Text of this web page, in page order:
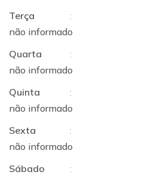
Terça
:
não informado
Quarta
:
não informado
Quinta
:
não informado
Sexta
:
não informado
Sábado
: